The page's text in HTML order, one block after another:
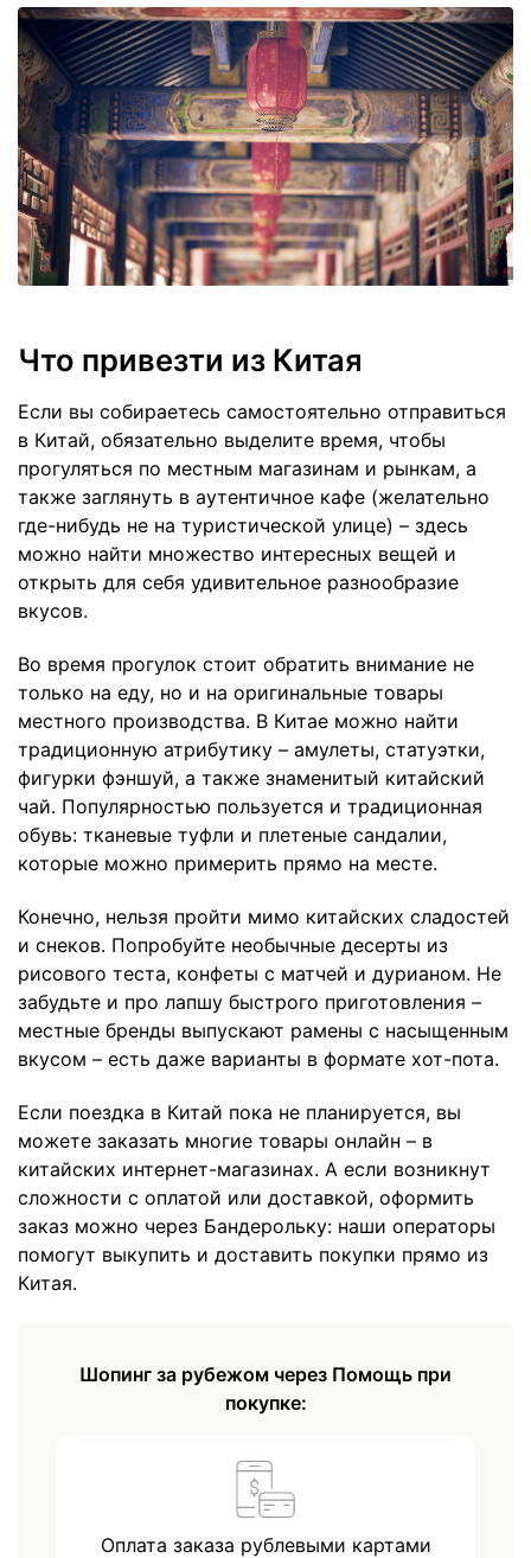
Что привезти из Китая
Если вы собираетесь самостоятельно отправиться
в Китай, обязательно выделите время, чтобы
прогуляться по местным магазинам и рынкам, а
также заглянуть в аутентичное кафе (желательно
где-нибудь не на туристической улице) – здесь
можно найти множество интересных вещей и
открыть для себя удивительное разнообразие
вкусов.
Во время прогулок стоит обратить внимание не
только на еду, но и на оригинальные товары
местного производства. В Китае можно найти
традиционную атрибутику – амулеты, статуэтки,
фигурки фэншуй, а также знаменитый китайский
чай. Популярностью пользуется и традиционная
обувь: тканевые туфли и плетеные сандалии,
которые можно примерить прямо на месте.
Конечно, нельзя пройти мимо китайских сладостей
и снеков. Попробуйте необычные десерты из
рисового теста, конфеты с матчей и дурианом. Не
забудьте и про лапшу быстрого приготовления –
местные бренды выпускают рамены с насыщенным
вкусом – есть даже варианты в формате хот-пота.
Если поездка в Китай пока не планируется, вы
можете заказать многие товары онлайн – в
китайских интернет-магазинах. А если возникнут
сложности с оплатой или доставкой, оформить
заказ можно через Бандерольку: наши операторы
помогут выкупить и доставить покупки прямо из
Китая.
Шопинг за рубежом через Помощь при
покупке:
Оплата заказа рублевыми картами